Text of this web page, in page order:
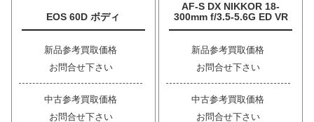
EOS 60D ボディ
新品参考買取価格
お問合せ下さい
中古参考買取価格
お問合せ下さい
AF-S DX NIKKOR 18-
300mm f/3.5-5.6G ED VR
新品参考買取価格
お問合せ下さい
中古参考買取価格
お問合せ下さい